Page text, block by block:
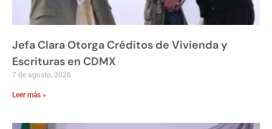
Jefa Clara Otorga Créditos de Vivienda y
Escrituras en CDMX
7 de agosto, 2026
Leer más »